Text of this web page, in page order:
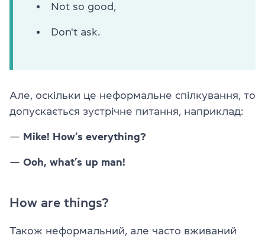
Not so good,
Don't ask.
Але, оскільки це неформальне спілкування, то
допускається зустрічне питання, наприклад:
— Mike! How’s everything?
— Ooh, what’s up man!
How are things?
Також неформальний, але часто вживаний